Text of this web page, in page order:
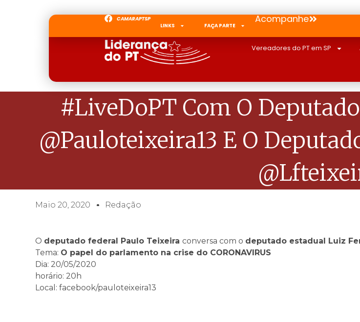
CAMARAPTSP
LINKS
FAÇA PARTE
Acompanhe
Vereadores do PT em SP
#LiveDoPT Com O
@pauloteixeira13 E O
Maio 20, 2020 Redação
O deputado federal Paulo Teixeira conversa com o deputado estadual Luiz
Tema: O papel do parlamento na crise do CORONAVIRUS
Dia: 20/05/2020
horário: 20h
Local: facebook/pauloteixeira13